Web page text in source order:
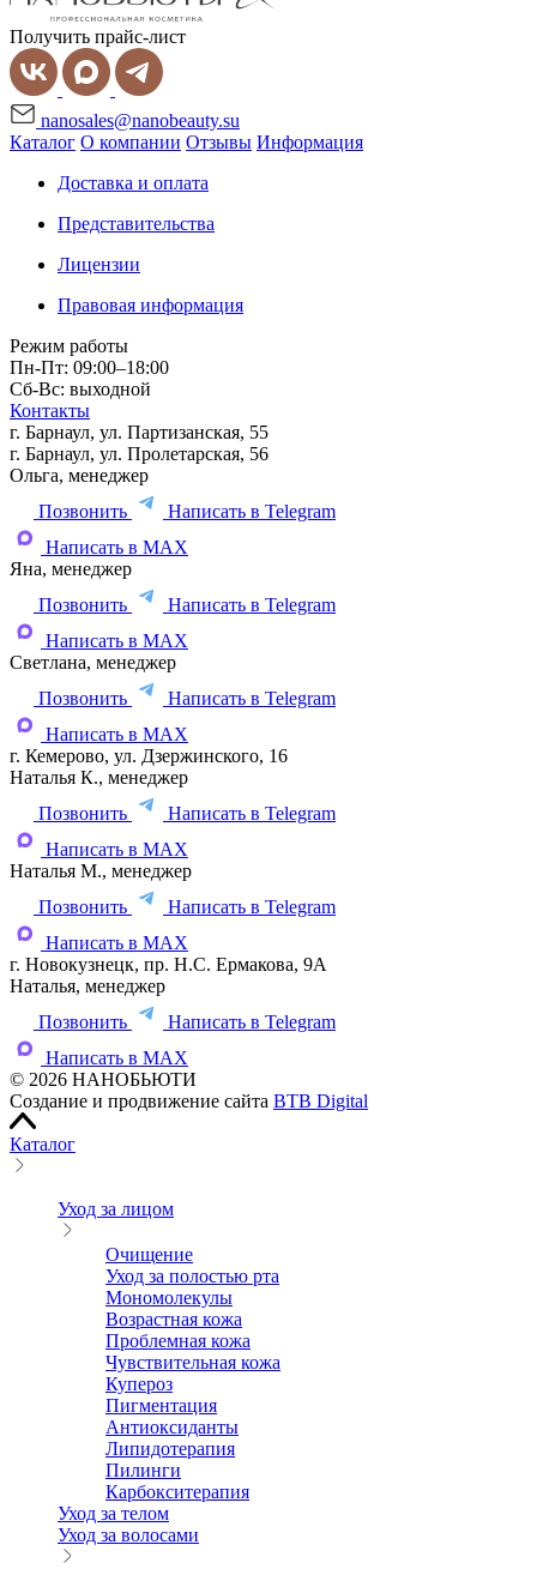
Получить прайс-лист
nanosales@nanobeauty.su
Каталог О компании Отзывы Информация
Доставка и оплата
Представительства
Лицензии
Правовая информация
Режим работы
Пн-Пт: 09:00–18:00
Сб-Вс: выходной
Контакты
г. Барнаул, ул. Партизанская, 55
г. Барнаул, ул. Пролетарская, 56
Ольга, менеджер
Позвонить
Написать в Telegram
Написать в MAX
Яна, менеджер
Позвонить
Написать в Telegram
Написать в MAX
Светлана, менеджер
Позвонить
Написать в Telegram
Написать в MAX
г. Кемерово, ул. Дзержинского, 16
Наталья К., менеджер
Позвонить
Написать в Telegram
Написать в MAX
Наталья М., менеджер
Позвонить
Написать в Telegram
Написать в MAX
г. Новокузнецк, пр. Н.С. Ермакова, 9А
Наталья, менеджер
Позвонить
Написать в Telegram
Написать в MAX
© 2026 НАНОБЬЮТИ
Создание и продвижение сайта BTB Digital
Каталог
Уход за лицом
Очищение
Уход за полостью рта
Мономолекулы
Возрастная кожа
Проблемная кожа
Чувствительная кожа
Купероз
Пигментация
Антиоксиданты
Липидотерапия
Пилинги
Карбокситерапия
Уход за телом
Уход за волосами